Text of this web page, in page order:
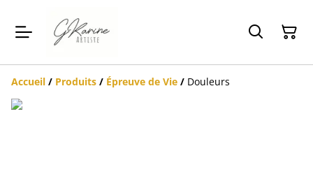
Accueil / Produits / Épreuve de Vie / Douleurs